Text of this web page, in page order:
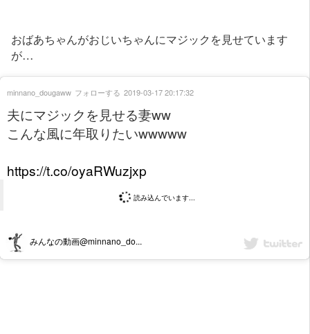
おばあちゃんがおじいちゃんにマジックを見せています
が…
夫にマジックを見せる妻ww
こんな風に年取りたいwwwww
https://t.co/oyaRWuzjxp
読み込んでいます...
みんなの動画@minnano_do...
minnano_dougaww フォローする 2019-03-17 20:17:32